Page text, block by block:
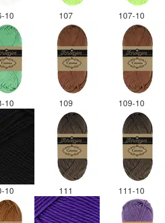
10 107 107-10
10 109 109-10
10 111 111-10